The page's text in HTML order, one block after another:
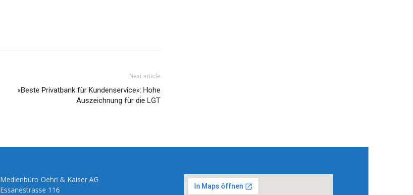
Next article
«Beste Privatbank für Kundenservice»: Hohe
Auszeichnung für die LGT
Medienbüro Oehri & Kaiser AG
Essanestrasse 116